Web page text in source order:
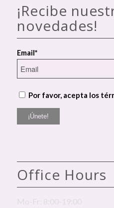
¡Recibe
novedades!
Email*
Por favor, acepta los
Office Hours
Mo-Fr: 8:00-19:00